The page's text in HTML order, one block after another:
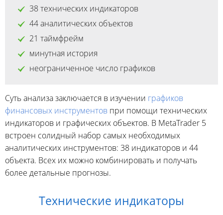
38 технических индикаторов
44 аналитических объектов
21 таймфрейм
минутная история
неограниченное число графиков
Суть анализа заключается в изучении графиков
финансовых инструментов при помощи технических
индикаторов и графических объектов. В MetaTrader 5
встроен солидный набор самых необходимых
аналитических инструментов: 38 индикаторов и 44
объекта. Всех их можно комбинировать и получать
более детальные прогнозы.
Технические индикаторы